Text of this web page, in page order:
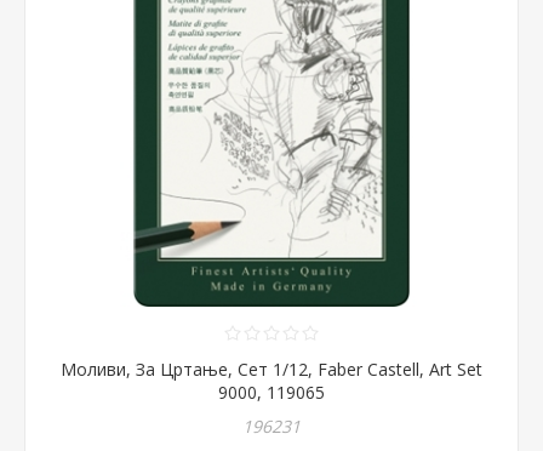
Моливи, За Цртање, Сет 1/12, Faber Castell, Art Set
9000, 119065
196231